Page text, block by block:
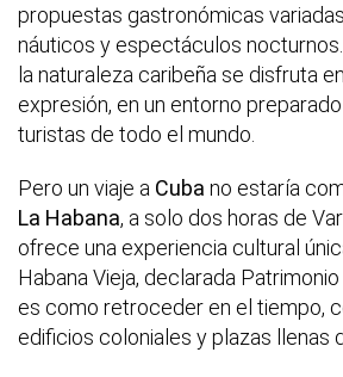
propuestas gastronómicas
náuticos y espectáculos
la naturaleza caribeña se disfruta
expresión, en un entorno
turistas de todo el mundo.
Pero un viaje a Cuba no estaría
La Habana, a solo dos horas de
ofrece una experiencia cultural
Habana Vieja, declarada
es como retroceder en el tiempo,
edificios coloniales y plazas llenas